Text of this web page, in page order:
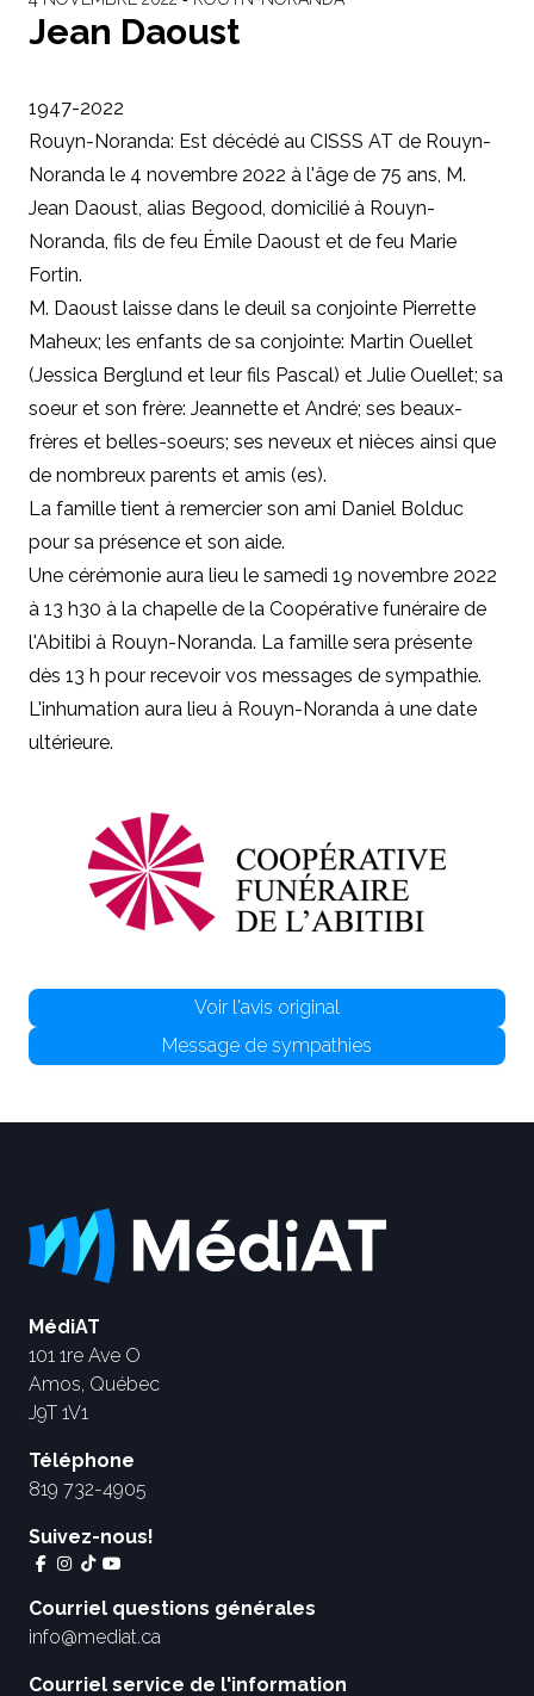
Jean Daoust
1947-2022
Rouyn-Noranda: Est décédé au CISSS AT de Rouyn-
Noranda le 4 novembre 2022 à l'âge de 75 ans, M.
Jean Daoust, alias Begood, domicilié à Rouyn-
Noranda, fils de feu Émile Daoust et de feu Marie
Fortin.
M. Daoust laisse dans le deuil sa conjointe Pierrette
Maheux; les enfants de sa conjointe: Martin Ouellet
(Jessica Berglund et leur fils Pascal) et Julie Ouellet; sa
soeur et son frère: Jeannette et André; ses beaux-
frères et belles-soeurs; ses neveux et nièces ainsi que
de nombreux parents et amis (es).
La famille tient à remercier son ami Daniel Bolduc
pour sa présence et son aide.
Une cérémonie aura lieu le samedi 19 novembre 2022
à 13 h30 à la chapelle de la Coopérative funéraire de
l'Abitibi à Rouyn-Noranda. La famille sera présente
dès 13 h pour recevoir vos messages de sympathie.
L'inhumation aura lieu à Rouyn-Noranda à une date
ultérieure.
Voir l'avis original
Message de sympathies
MédiAT
101 1re Ave O
Amos, Québec
J9T 1V1
Téléphone
819 732-4905
Suivez-nous!
Courriel questions générales
info@mediat.ca
Courriel service de l'information